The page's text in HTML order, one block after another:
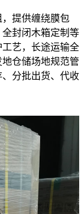
提供缠绕膜包
封闭木箱定制等
艺，长途运输全
仓储场地规范管
分批出货、代收